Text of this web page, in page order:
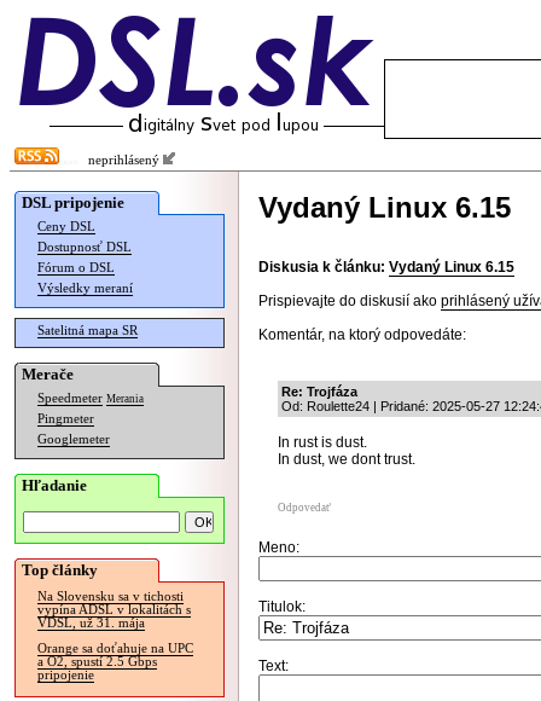
neprihlásený
DSL pripojenie
Ceny DSL
Dostupnosť DSL
Fórum o DSL
Výsledky meraní
Satelitná mapa SR
Merače
Speedmeter Merania
Pingmeter
Googlemeter
Hľadanie
Top články
Na Slovensku sa v tichosti
vypína ADSL v lokalitách s
VDSL, už 31. mája
Orange sa doťahuje na UPC
a O2, spustí 2.5 Gbps
pripojenie
Vydaný Linux 6.15
Diskusia k článku: Vydaný Linux 6.15
Prispievajte do diskusií ako prihlásený
Komentár, na ktorý odpovedáte:
Re: Trojfáza
Od: Roulette24 | Pridané: 2025-05-27
In rust is dust.
In dust, we dont trust.
Odpovedať
Meno:
Titulok:
Text: